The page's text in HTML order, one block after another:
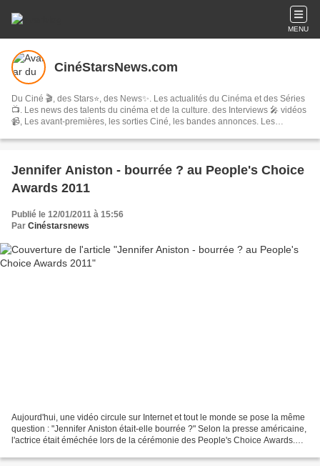
MENU
CinéStarsNews.com
Du Ciné 🎬, des Stars⭐, des News✨. Les actualités du Cinéma et des Séries
📺. Les news des talents du cinéma et de la culture. des Interviews 🎤 vidéos
📹, Les avant-premières, les sorties Ciné, les bandes annonces. Les
Jennifer Aniston - bourrée ? au People's Choice
Awards 2011
Publié le 12/01/2011 à 15:56
Par Cinéstarsnews
Aujourd'hui, une vidéo circule sur Internet et tout le monde se pose la même
question : "Jennifer Aniston était-elle bourrée ?" Selon la presse américaine,
l'actrice était éméchée lors de la cérémonie des People's Choice Awards.